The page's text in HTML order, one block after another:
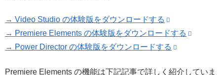
→ Video Studio の体験版をダウンロードする
→ Premiere Elements の体験版をダウンロードする
→ Power Director の体験版をダウンロードする
Premiere Elements の機能は下記記事で詳しく紹介していま